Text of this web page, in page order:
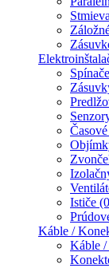
Ističe
Káble /
Káble /